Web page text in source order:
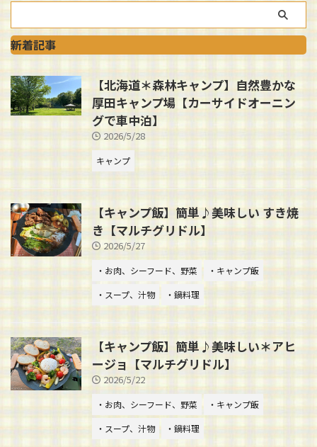
新着記事
【北海道＊森林キャンプ】自然豊かな
厚田キャンプ場【カーサイドオーニン
グで車中泊】
2026/5/28
キャンプ
【キャンプ飯】簡単♪美味しい すき焼
き【マルチグリドル】
2026/5/27
・お肉、シーフード、野菜
・キャンプ飯
・スープ、汁物
・鍋料理
【キャンプ飯】簡単♪美味しい＊アヒ
ージョ【マルチグリドル】
2026/5/22
・お肉、シーフード、野菜
・キャンプ飯
・スープ、汁物
・鍋料理